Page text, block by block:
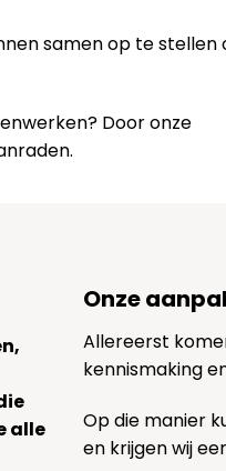
samen op te stellen
Door onze
alle
Onze
Allereerst
kennismaking
Op die manier
en krijgen wij